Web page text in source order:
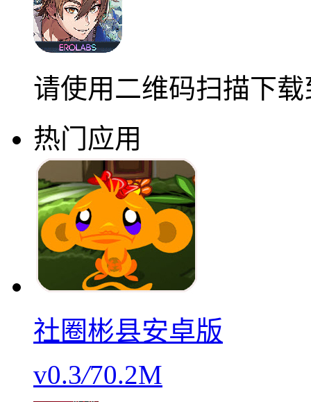
请使用二维码扫描下
热门应用
社圈彬县安卓版
v0.3/70.2M